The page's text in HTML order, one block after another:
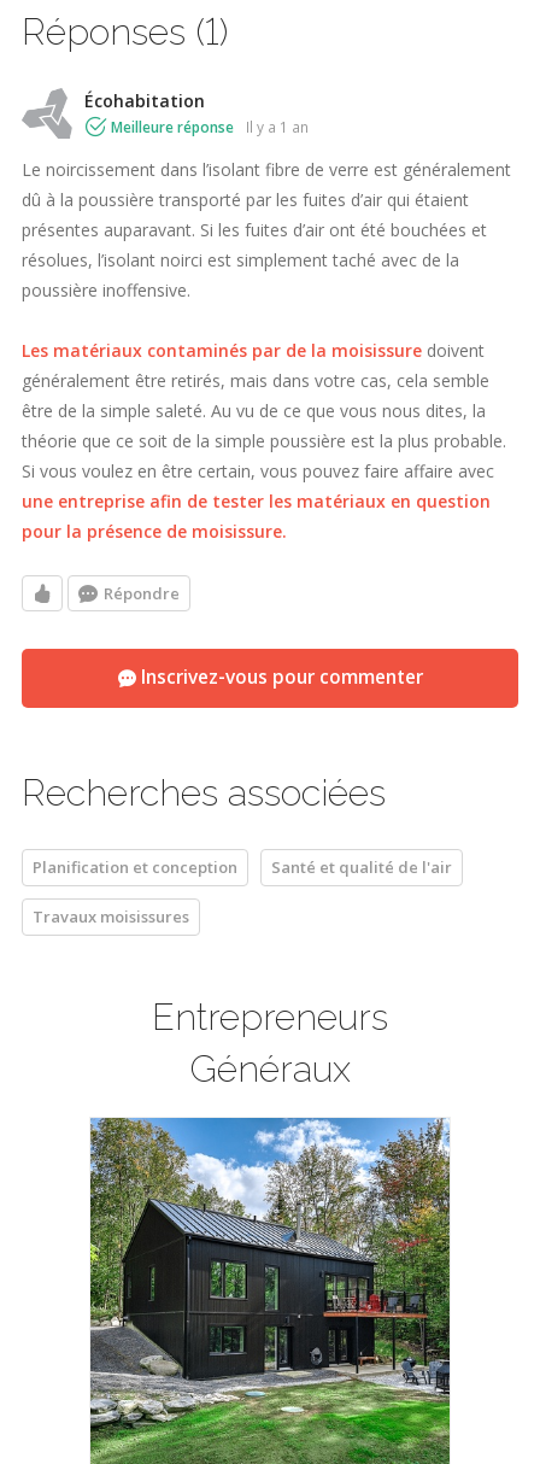
Réponses (1)
Écohabitation
Meilleure réponse il y a 1 an
Le noircissement dans l’isolant fibre de verre est généralement
dû à la poussière transporté par les fuites d’air qui étaient
présentes auparavant. Si les fuites d’air ont été bouchées et
résolues, l’isolant noirci est simplement taché avec de la
poussière inoffensive.
Les matériaux contaminés par de la moisissure doivent
généralement être retirés, mais dans votre cas, cela semble
être de la simple saleté. Au vu de ce que vous nous dites, la
théorie que ce soit de la simple poussière est la plus probable.
Si vous voulez en être certain, vous pouvez faire affaire avec
une entreprise afin de tester les matériaux en question
pour la présence de moisissure.
Répondre
Inscrivez-vous pour commenter
Recherches associées
Planification et conception Santé et qualité de l'air
Travaux moisissures
Entrepreneurs
Généraux